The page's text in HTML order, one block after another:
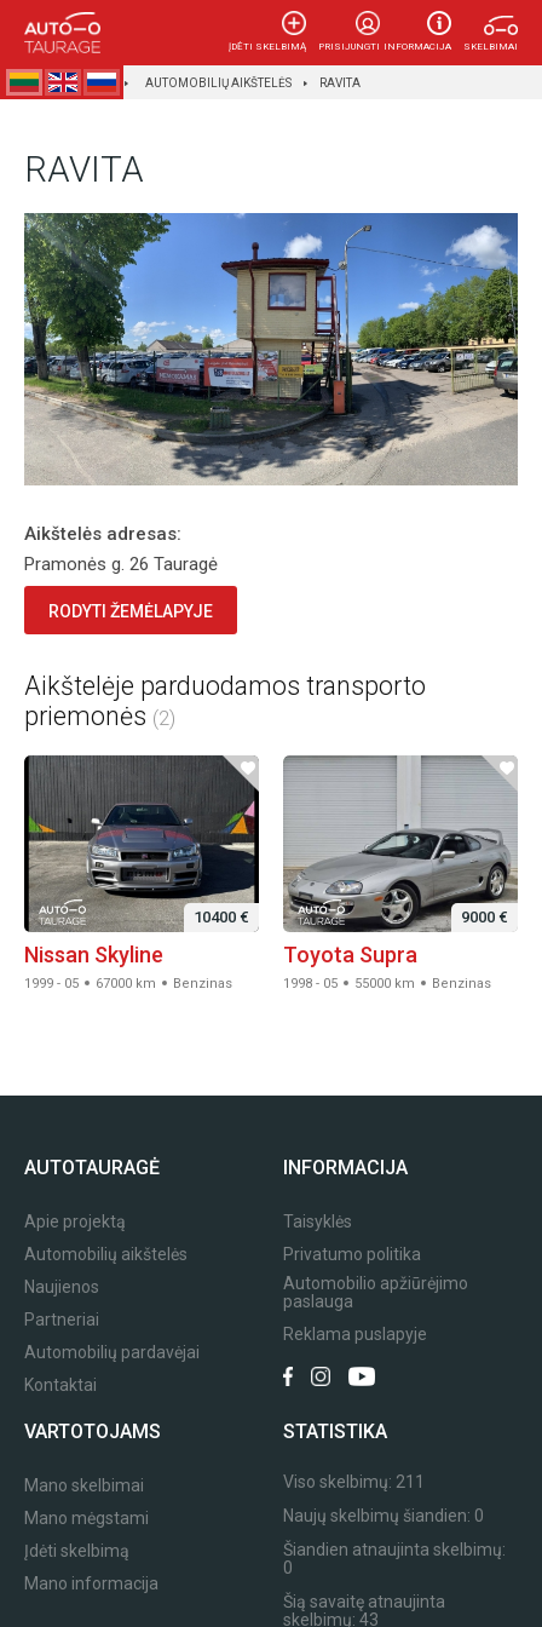
SKELBIMAI
INFORMACIJA
ĮDĖTI SKELBIMĄ PRISIJUNGTI
AUTOTAURAGĖ AUTOMOBILIŲ AIKŠTELĖS RAVITA
RAVITA
Aikštelės adresas:
Pramonės g. 26 Tauragė
RODYTI ŽEMĖLAPYJE
Aikštelėje parduodamos transporto
priemonės (2)
10400 €
Nissan Skyline
1999 - 05 67000 km Benzinas
9000 €
Toyota Supra
1998 - 05 55000 km Benzinas
AUTOTAURAGĖ
Apie projektą
Automobilių aikštelės
Naujienos
Partneriai
Automobilių pardavėjai
Kontaktai
INFORMACIJA
Taisyklės
Privatumo politika
Automobilio apžiūrėjimo
paslauga
Reklama puslapyje
VARTOTOJAMS
Mano skelbimai
Mano mėgstami
Įdėti skelbimą
Mano informacija
STATISTIKA
Viso skelbimų: 211
Naujų skelbimų šiandien: 0
Šiandien atnaujinta skelbimų:
0
Šią savaitę atnaujinta
skelbimų: 43